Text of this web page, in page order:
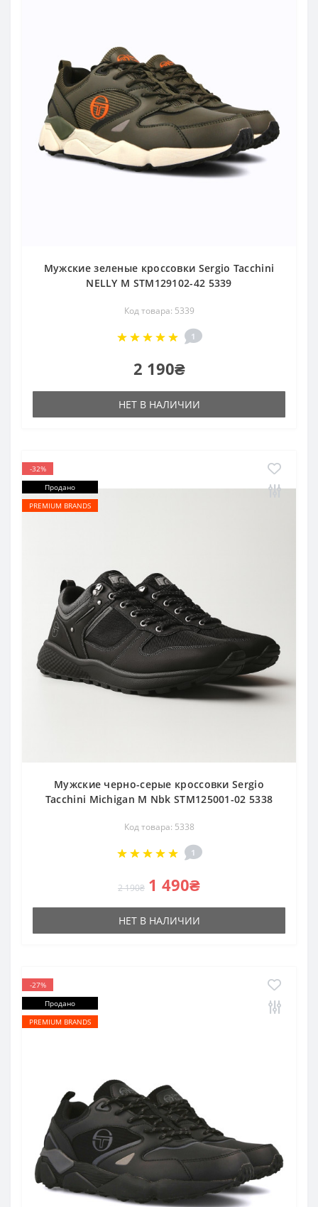
Мужские зеленые кроссовки Sergio Tacchini
NELLY M STM129102-42 5339
Код товара: 5339
1
2 190₴
НЕТ В НАЛИЧИИ
-32%
Продано
PREMIUM BRANDS
Мужские черно-серые кроссовки Sergio
Tacchini Michigan M Nbk STM125001-02 5338
Код товара: 5338
1
2 190₴ 1 490₴
НЕТ В НАЛИЧИИ
-27%
Продано
PREMIUM BRANDS